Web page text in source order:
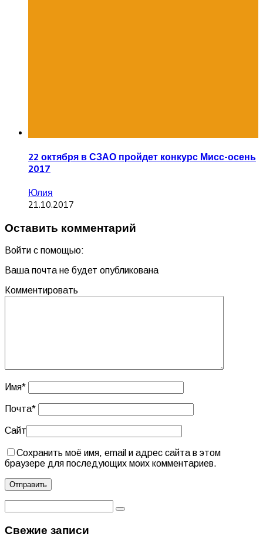
22 октября в СЗАО пройдет конкурс Мисс-осень
2017
Юлия
21.10.2017
Оставить комментарий
Войти с помощью:
Ваша почта не будет опубликована
Комментировать
Имя*
Почта*
Сайт
Сохранить моё имя, email и адрес сайта в этом
браузере для последующих моих комментариев.
Свежие записи